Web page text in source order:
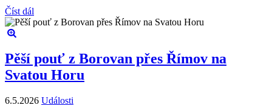
Číst dál
Pěší pouť z Borovan přes Římov na
Svatou Horu
6.5.2026 Události